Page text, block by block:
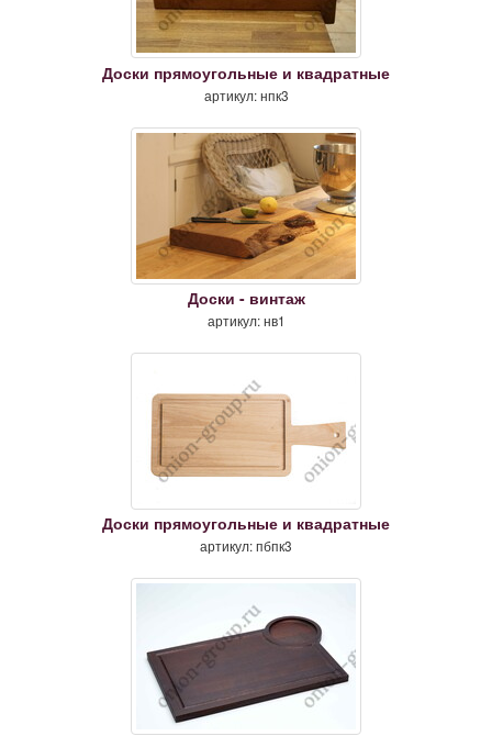
Доски прямоугольные и квадратные
артикул: нпк3
Доски - винтаж
артикул: нв1
Доски прямоугольные и квадратные
артикул: пбпк3